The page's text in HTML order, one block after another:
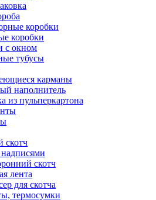
коробки
коробки
с окном
тубусы
карманы
наполнитель
из пульперкартона
скотч
скотч
лента
для скотча